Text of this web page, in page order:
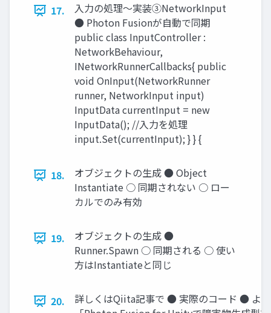
17.
入力の処理～実装③NetworkInput
● Photon Fusionが自動で同期
public class InputController :
NetworkBehaviour,
INetworkRunnerCallbacks{ public
void OnInput(NetworkRunner
runner, NetworkInput input)
InputData currentInput = new
InputData(); //入力を処理
input.Set(currentInput); } } {
18.
オブジェクトの生成 ● Object
Instantiate ○ 同期されない ○ ロー
カルでのみ有効
19.
オブジェクトの生成 ●
Runner.Spawn ○ 同期される ○ 使い
方はInstantiateと同じ
20.
詳しくはQiita記事で ● 実際のコード ● よ